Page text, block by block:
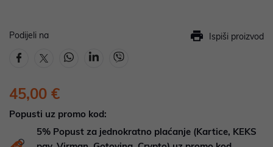
Podijeli na Ispiši proizvod
45,00 €
Popusti uz promo kod:
5% Popust za jednokratno plaćanje (Kartice, KEKS